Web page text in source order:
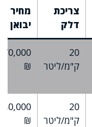
צריכת
דלק
מחיר
יבואן
20
ק"מ/ליטר
₪
20
ק"מ/ליטר
₪